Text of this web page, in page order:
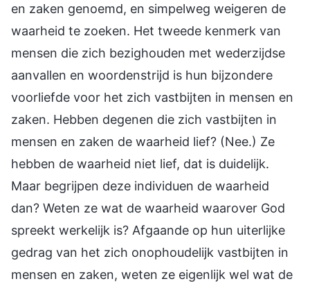
en zaken genoemd, en simpelweg weigeren de
waarheid te zoeken. Het tweede kenmerk van
mensen die zich bezighouden met wederzijdse
aanvallen en woordenstrijd is hun bijzondere
voorliefde voor het zich vastbijten in mensen en
zaken. Hebben degenen die zich vastbijten in
mensen en zaken de waarheid lief? (Nee.) Ze
hebben de waarheid niet lief, dat is duidelijk.
Maar begrijpen deze individuen de waarheid
dan? Weten ze wat de waarheid waarover God
spreekt werkelijk is? Afgaande op hun uiterlijke
gedrag van het zich onophoudelijk vastbijten in
mensen en zaken, weten ze eigenlijk wel wat de